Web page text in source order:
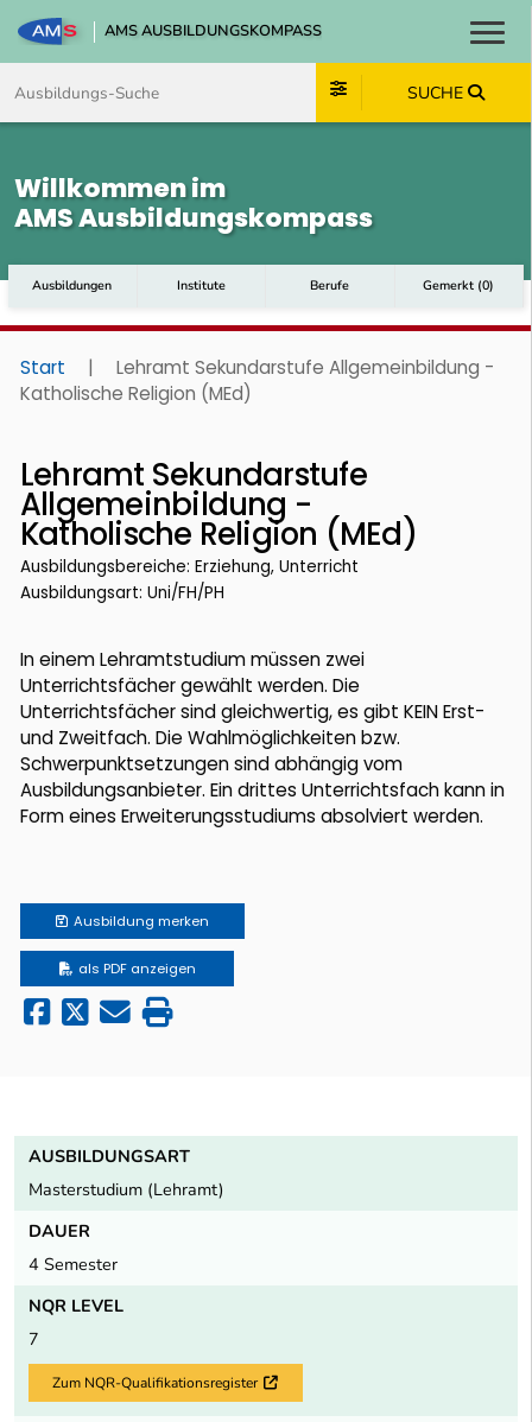
AMS AUSBILDUNGSKOMPASS
SUCHE
Willkommen im
AMS Ausbildungskompass
Ausbildungen Institute Berufe Gemerkt (0)
Start |
Lehramt Sekundarstufe Allgemeinbildung -
Katholische Religion (MEd)
Lehramt Sekundarstufe
Allgemeinbildung -
Katholische Religion (MEd)
Ausbildungsbereiche: Erziehung, Unterricht
Ausbildungsart: Uni/FH/PH
In einem Lehramtstudium müssen zwei
Unterrichtsfächer gewählt werden. Die
Unterrichtsfächer sind gleichwertig, es gibt KEIN Erst-
und Zweitfach. Die Wahlmöglichkeiten bzw.
Schwerpunktsetzungen sind abhängig vom
Ausbildungsanbieter. Ein drittes Unterrichtsfach kann in
Form eines Erweiterungsstudiums absolviert werden.
Ausbildung merken
als PDF anzeigen
AUSBILDUNGSART
Masterstudium (Lehramt)
DAUER
4 Semester
NQR LEVEL
7
Zum NQR-Qualifikationsregister Externer Link